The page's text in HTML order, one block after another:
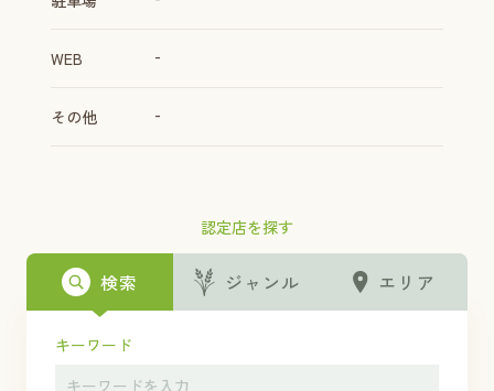
認定店を探す
検索 ジャンル エリア
キーワード
WEB -
その他 -